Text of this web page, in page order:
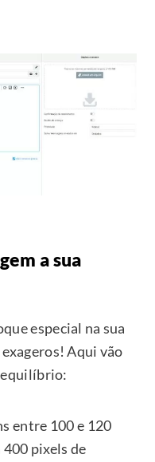
a sua
especial na sua
Aqui vão
equilíbrio:
entre 100 e 120
pixels de